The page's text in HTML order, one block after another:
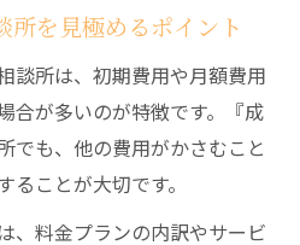
所を見極めるポイント
談所は、初期費用や月額費用
合が多いのが特徴です。『成
でも、他の費用がかさむこと
ことが大切です。
、料金プランの内訳やサービ